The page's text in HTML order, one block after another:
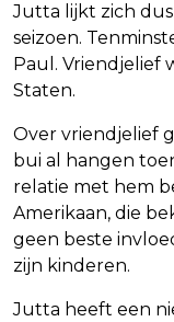
Jutta lijkt zich
seizoen.
Paul. Vriendjelief
Staten.
Over vriendjelief
bui al hangen
relatie met hem
Amerikaan, die
geen beste
zijn kinderen.
Jutta heeft een